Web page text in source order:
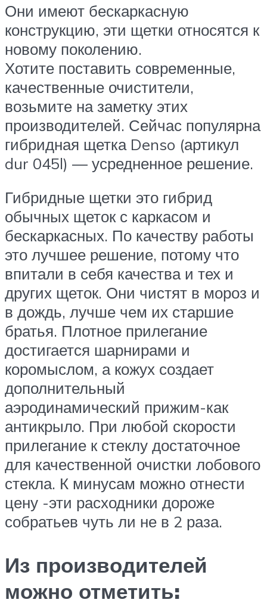
Они имеют бескаркасную
конструкцию, эти щетки относятся к
новому поколению.
Хотите поставить современные,
качественные очистители,
возьмите на заметку этих
производителей. Сейчас популярна
гибридная щетка Denso (артикул
dur 045l) — усредненное решение.
Гибридные щетки это гибрид
обычных щеток с каркасом и
бескаркасных. По качеству работы
это лучшее решение, потому что
впитали в себя качества и тех и
других щеток. Они чистят в мороз и
в дождь, лучше чем их старшие
братья. Плотное прилегание
достигается шарнирами и
коромыслом, а кожух создает
дополнительный
аэродинамический прижим-как
антикрыло. При любой скорости
прилегание к стеклу достаточное
для качественной очистки лобового
стекла. К минусам можно отнести
цену -эти расходники дороже
собратьев чуть ли не в 2 раза.
Из производителей
можно отметить: